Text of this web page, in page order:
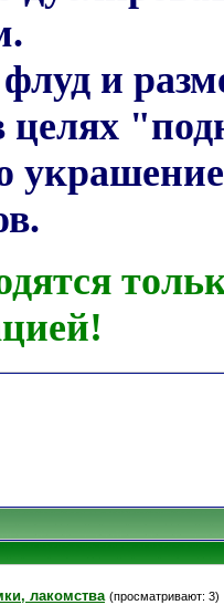
и
целях
лакомства (просматривают: 3)